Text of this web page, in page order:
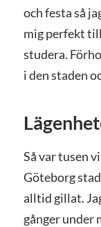
och festa så
mig perfekt
studera.
i den staden
Så var tusen
Göteborg
alltid gillat.
gånger under